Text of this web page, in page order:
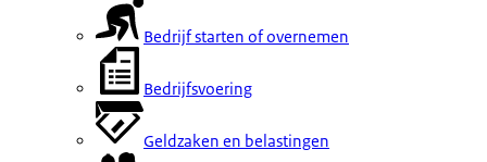
Bedrijf starten of overnemen
Bedrijfsvoering
Geldzaken en belastingen